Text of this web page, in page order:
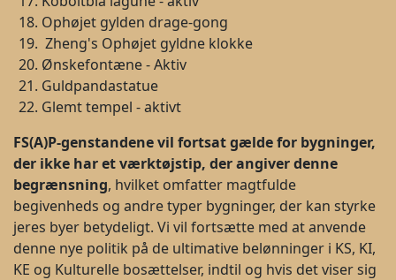
Ophøjet gylden drage-gong
Zheng's Ophøjet gyldne klokke
Ønskefontæne - Aktiv
Guldpandastatue
Glemt tempel - aktivt
FS(A)P-genstandene vil fortsat gælde for bygninger,
der ikke har et værktøjstip, der angiver denne
begrænsning, hvilket omfatter magtfulde
begivenheds og andre typer bygninger, der kan styrke
jeres byer betydeligt. Vi vil fortsætte med at anvende
denne nye politik på de ultimative belønninger i KS, KI,
KE og Kulturelle bosættelser, indtil og hvis det viser sig